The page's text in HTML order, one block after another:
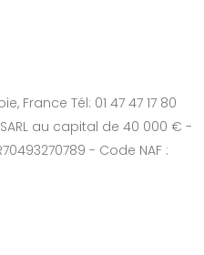
France Tél: 01 47 47 17 80
au capital de 40 000 € -
- Code NAF :